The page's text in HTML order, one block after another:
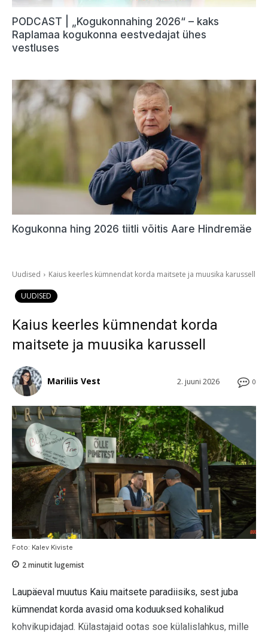
PODCAST | „Kogukonnahing 2026“ – kaks
Raplamaa kogukonna eestvedajat ühes
vestluses
Kogukonna hing 2026 tiitli võitis Aare Hindremäe